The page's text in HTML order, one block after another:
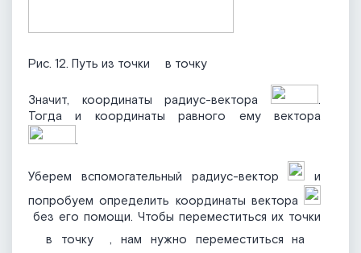
Рис. 12. Путь из точки в точку
Значит, координаты радиус-вектора
.
Тогда и координаты равного ему вектора
.
Уберем вспомогательный радиус-вектор
и
попробуем определить координаты вектора
без его помощи. Чтобы переместиться их точки
в точку
, нам нужно переместиться на